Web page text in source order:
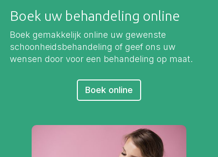
Boek uw behandeling online
Boek gemakkelijk online uw gewenste
schoonheidsbehandeling of geef ons uw
wensen door voor een behandeling op maat.
Boek online